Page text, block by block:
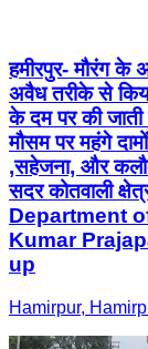
हमीरपुर- मौरंग
अवैध तरीके से
के दम पर की जाती
मौसम पर महंगे
,सहेजना, और
सदर कोतवाली
Department
Kumar
up
Hamirpur,